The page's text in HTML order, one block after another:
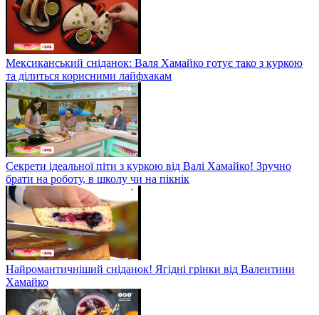
Мексиканський сніданок: Валя Хамайко готує тако з куркою
та ділиться корисними лайфхакам
Секрети ідеальної піти з куркою від Валі Хамайко! Зручно
брати на роботу, в школу чи на пікнік
Найромантичніший сніданок! Ягідні грінки від Валентини
Хамайко